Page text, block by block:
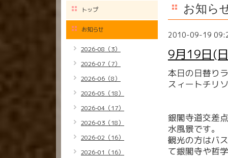
お知ら
2010-09-19
9月19日(
本日の日替り
スィートチリ
銀閣寺道交差
水風景です。
観光の方はバ
て銀閣寺や哲
トップ
お知らせ
2026-08（3）
2026-07（7）
2026-06（8）
2026-05（18）
2026-04（17）
2026-03（18）
2026-02（16）
2026-01（16）